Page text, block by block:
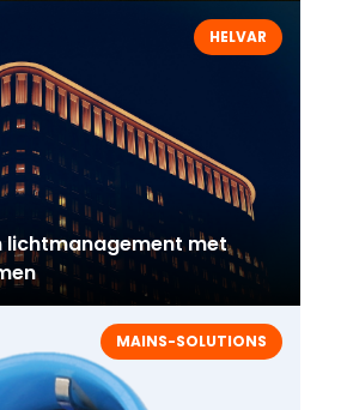
HELVAR
lichtmanagement met
MAINS-SOLUTIONS